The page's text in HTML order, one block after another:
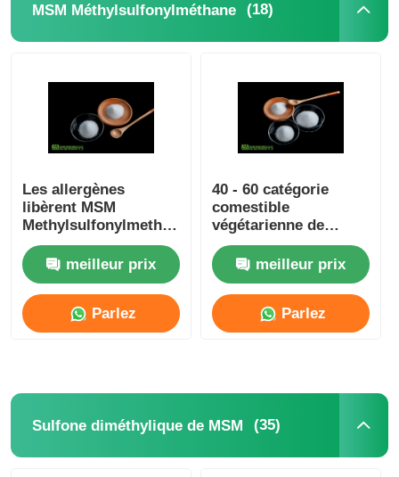
MSM Méthylsulfonylméthane (18)
Les allergènes
libèrent MSM
Methylsulfonylmethane
0,5% anti durcissant
non l'irradiation
meilleur prix
Parlez
40 - 60 catégorie
comestible
végétarienne de
poudre de Mesh
Methylsulfonylmethane
MSM
meilleur prix
Parlez
Sulfone diméthylique de MSM (35)